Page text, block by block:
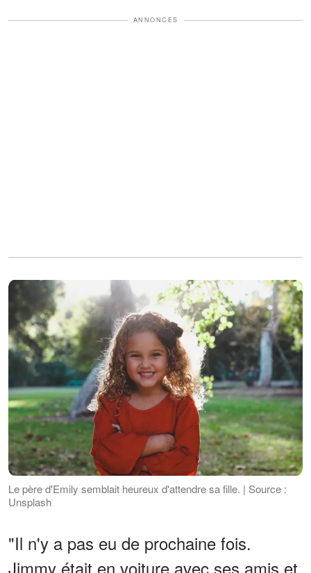
ANNONCES
Le père d'Emily semblait heureux d'attendre sa fille. | Source :
Unsplash
"Il n'y a pas eu de prochaine fois.
Jimmy était en voiture avec ses amis et